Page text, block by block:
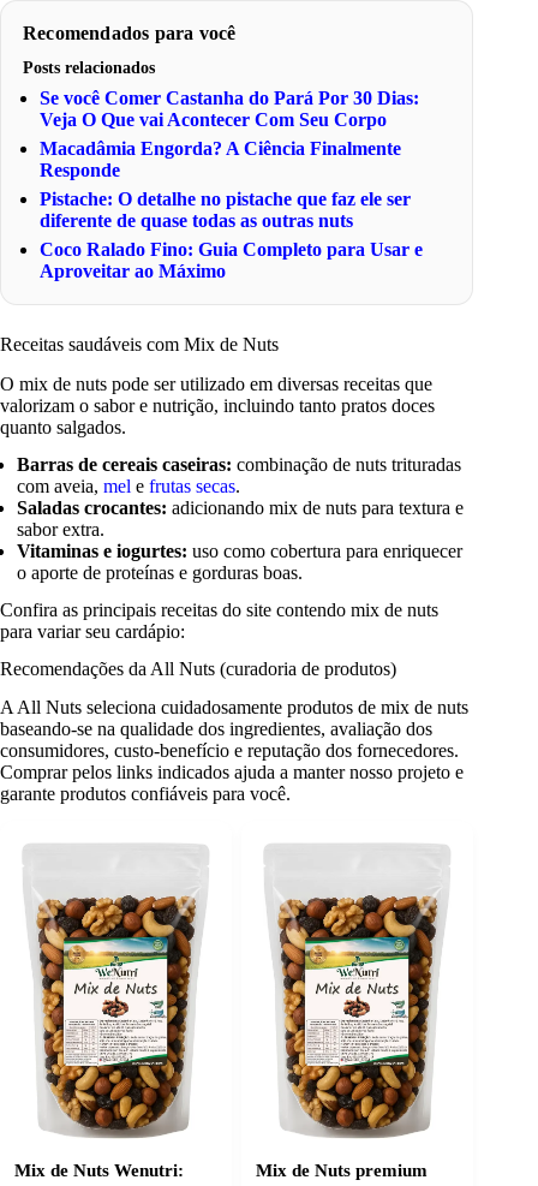
Recomendados para você
Posts relacionados
Se você Comer Castanha do Pará Por 30 Dias:
Veja O Que vai Acontecer Com Seu Corpo
Macadâmia Engorda? A Ciência Finalmente
Responde
Pistache: O detalhe no pistache que faz ele ser
diferente de quase todas as outras nuts
Coco Ralado Fino: Guia Completo para Usar e
Aproveitar ao Máximo
Receitas saudáveis com Mix de Nuts
O mix de nuts pode ser utilizado em diversas receitas que
valorizam o sabor e nutrição, incluindo tanto pratos doces
quanto salgados.
Barras de cereais caseiras: combinação de nuts trituradas
com aveia,mel efrutas secas.
Saladas crocantes: adicionando mix de nuts para textura e
sabor extra.
Vitaminas e iogurtes: uso como cobertura para enriquecer
o aporte de proteínas e gorduras boas.
Confira as principais receitas do site contendo mix de nuts
para variar seu cardápio:
Recomendações da All Nuts (curadoria de produtos)
A All Nuts seleciona cuidadosamente produtos de mix de nuts
baseando-se na qualidade dos ingredientes, avaliação dos
consumidores, custo-benefício e reputação dos fornecedores.
Comprar pelos links indicados ajuda a manter nosso projeto e
garante produtos confiáveis para você.
Mix de Nuts Wenutri:
Mix de Nuts premium